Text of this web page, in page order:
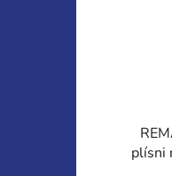
plísni